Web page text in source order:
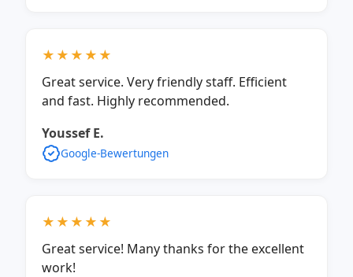
★★★★★
Great service. Very friendly staff. Efficient
and fast. Highly recommended.
Youssef E.
Google-Bewertungen
★★★★★
Great service! Many thanks for the excellent
work!